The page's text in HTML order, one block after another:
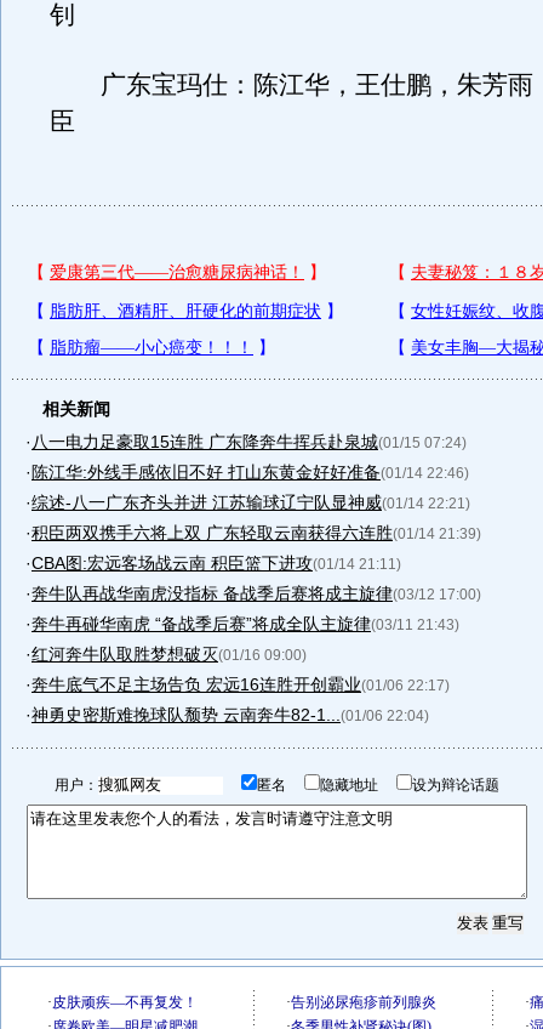
钊
广东宝玛仕：陈江华，王仕鹏，朱芳雨
臣
相关新闻
· 八一电力足豪取15连胜 广东降奔牛挥兵赴泉城(01/15 07:24)
· 陈江华:外线手感依旧不好 打山东黄金好好准备(01/14 22:46)
·综述-八一广东齐头并进 江苏输球辽宁队显神威(01/14 22:21)
·积臣两双携手六将上双 广东轻取云南获得六连胜(01/14 21:39)
·CBA图:宏远客场战云南 积臣篮下进攻(01/14 21:11)
·奔牛队再战华南虎没指标 备战季后赛将成主旋律(03/12 17:00)
·奔牛再碰华南虎 “备战季后赛”将成全队主旋律(03/11 21:43)
·红河奔牛队取胜梦想破灭(01/16 09:00)
·奔牛底气不足主场告负 宏远16连胜开创霸业(01/06 22:17)
·神勇史密斯难挽球队颓势 云南奔牛82-1... (01/06 22:04)
用户： 匿名 隐藏地址 设为辩论话题